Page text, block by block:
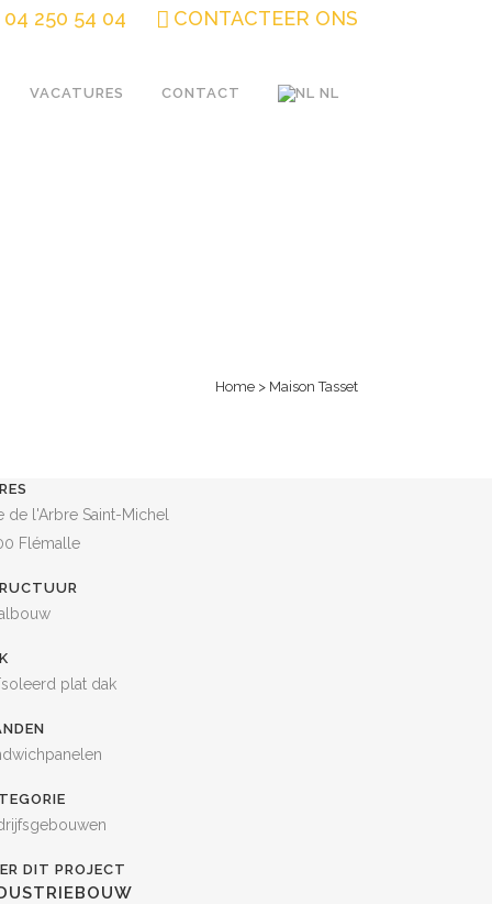
04 250 54 04 CONTACTEER ONS
VACATURES CONTACT NL
Home > Maison Tasset
de l'Arbre Saint-Michel
Flémalle
plat dak
DIT PROJECT